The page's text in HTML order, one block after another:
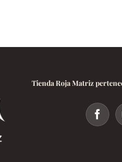
Tienda Roja Matriz